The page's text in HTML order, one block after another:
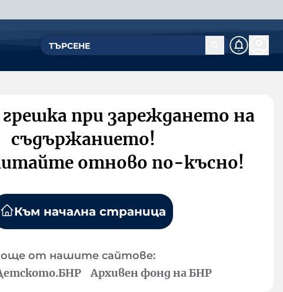
при зареждането на
съдържанието!
отново по-късно!
Към начална страница
още от нашите сайтове:
Архивен фонд на БНР